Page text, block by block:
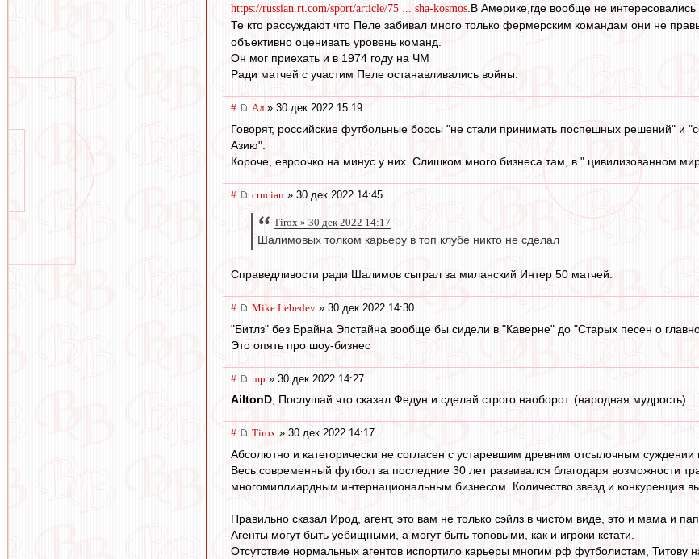
https://russian.rt.com/sport/article/75 ... sha-kosmos .В Америке,где вообще не
Те кто рассуждают что Пеле забивал много только фермерским командам они не
объективно оценивать уровень команд.
Он мог приехать и в 1974 году на ЧМ
Ради матчей с участим Пеле останавливались войны.
# Ал » 30 дек 2022 15:19
Говорят, российские футбольные боссы "не стали принимать поспешных решений" и
Азию".
Короче, евроочко на минус у них. Слишком много бизнеса там, в " цивилизованном
# crucian » 30 дек 2022 14:45
Tirox » 30 дек 2022 14:17
Шалимовых толком карьеру в топ клубе никто не сделал
Справедливости ради Шалимов сыграл за миланский Интер 50 матчей.
# Mike Lebedev » 30 дек 2022 14:30
"Битлз" без Брайна Эпстайна вообще бы сидели в "Каверне" до "Старых песен о
Это опять про шоу-бизнес
# mp » 30 дек 2022 14:27
AiltonD, Послушай что сказал Федун и сделай строго наоборот. (народная мудрость)
# Tirox » 30 дек 2022 14:17
Абсолютно и категорически не согласен с устаревшим древним отсылочным суждении
Весь современный футбол за последние 30 лет развивался благодаря возможности
многомиллиардным интернациональным бизнесом. Количество звезд и конкуренция
Правильно сказал Ирод, агент, это вам не только сэйлз в чистом виде, это и мама и
Агенты могут быть уебищными, а могут быть топовыми, как и игроки кстати.
Отсутствие нормальных агентов испортило карьеры многим рф футболистам, Титову